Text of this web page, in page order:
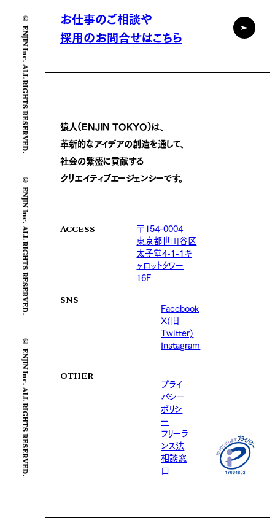
© ENJIN Inc. ALL RIGHTS RESERVED.
© ENJIN Inc. ALL RIGHTS RESERVED.
© ENJIN Inc. ALL RIGHTS RESERVED.
お仕事のご相談や
採用のお問合せはこちら
猿人(ENJIN TOKYO)は、
革新的なアイデアの創造を通して、
社会の繁盛に貢献する
クリエイティブエージェンシーです。
ACCESS
〒154-0004
東京都世田谷区
太子堂4-1-1キ
ャロットタワー
16F
SNS
Facebook
X(旧
Twitter)
Instagram
OTHER
プライ
バシー
ポリシ
ー
フリーラ
ンス法
相談窓
口